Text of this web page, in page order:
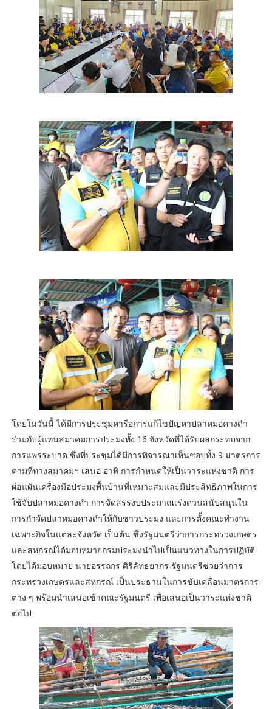
โดยในวันนี้ ได้มีการประชุมหารือการแก้ไขปัญหาปลาหมอคางดำ
ร่วมกับผู้แทนสมาคมการประมงทั้ง 16 จังหวัดที่ได้รับผลกระทบจาก
การแพร่ระบาด ซึ่งที่ประชุมได้มีการพิจารณาเห็นชอบทั้ง 9 มาตรการ
ตามที่ทางสมาคมฯ เสนอ อาทิ การกำหนดให้เป็นวาระแห่งชาติ การ
ผ่อนผันเครื่องมือประมงพื้นบ้านที่เหมาะสมและมีประสิทธิภาพในการ
ใช้จับปลาหมอคางดำ การจัดสรรงบประมาณเร่งด่วนสนับสนุนใน
การกำจัดปลาหมอคางดำให้กับชาวประมง และการตั้งคณะทำงาน
เฉพาะกิจในแต่ละจังหวัด เป็นต้น ซึ่งรัฐมนตรีว่าการกระทรวงเกษตร
และสหกรณ์ได้มอบหมายกรมประมงนำไปเป็นแนวทางในการปฏิบัติ
โดยได้มอบหมาย นายอรรถกร ศิริลัทธยากร รัฐมนตรีช่วยว่าการ
กระทรวงเกษตรและสหกรณ์ เป็นประธานในการขับเคลื่อนมาตรการ
ต่าง ๆ พร้อมนำเสนอเข้าคณะรัฐมนตรี เพื่อเสนอเป็นวาระแห่งชาติ
ต่อไป